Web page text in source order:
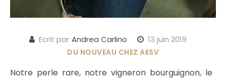
Ecrit par Andrea Carlino 13 juin 2019
DU NOUVEAU CHEZ AESV
Notre perle rare, notre vigneron bourguignon, le